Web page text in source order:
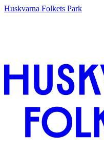
Huskvarna Folkets Park